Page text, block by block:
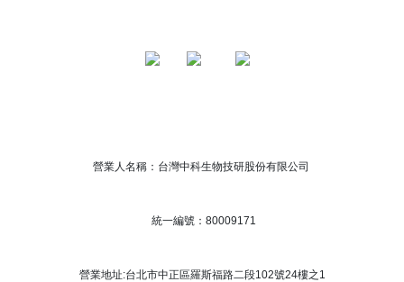
營業人名稱：台灣中科生物技研股份有限公司
統一編號：80009171
營業地址:台北市中正區羅斯福路二段102號24樓之1